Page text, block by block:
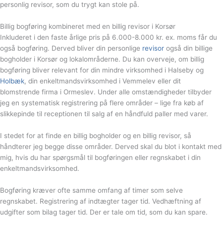
personlig revisor, som du trygt kan stole på.
Billig bogføring kombineret med en billig revisor i Korsør
Inkluderet i den faste årlige pris på 6.000-8.000 kr. ex. moms får du
også bogføring. Derved bliver din personlige revisor også din billige
bogholder i Korsør og lokalområderne. Du kan overveje, om billig
bogføring bliver relevant for din mindre virksomhed i Halseby og
Holbæk, din enkeltmandsvirksomhed i Vemmelev eller dit
blomstrende firma i Ormeslev. Under alle omstændigheder tilbyder
jeg en systematisk registrering på flere områder – lige fra køb af
slikkepinde til receptionen til salg af en håndfuld paller med varer.
I stedet for at finde en billig bogholder og en billig revisor, så
håndterer jeg begge disse områder. Derved skal du blot i kontakt med
mig, hvis du har spørgsmål til bogføringen eller regnskabet i din
enkeltmandsvirksomhed.
Bogføring kræver ofte samme omfang af timer som selve
regnskabet. Registrering af indtægter tager tid. Vedhæftning af
udgifter som bilag tager tid. Der er tale om tid, som du kan spare.